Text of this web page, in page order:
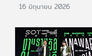
16 มิถุนายน 2026